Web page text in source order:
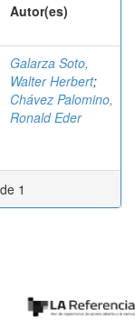
Autor(es)
Galarza Soto,
Walter Herbert;
Chávez Palomino,
Ronald Eder
1